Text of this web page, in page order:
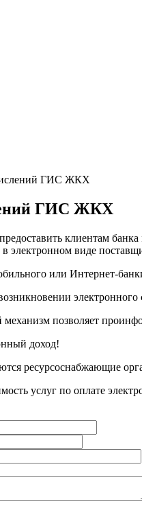
ГИС ЖКХ
ГИС ЖКХ
клиентам
электронном виде
или Интернет-
электронного
позволяет
доход!
ресурсоснабжающие
услуг по оплате